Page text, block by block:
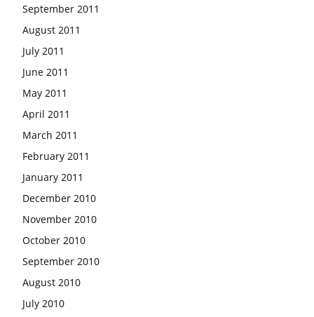
September 2011
August 2011
July 2011
June 2011
May 2011
April 2011
March 2011
February 2011
January 2011
December 2010
November 2010
October 2010
September 2010
August 2010
July 2010